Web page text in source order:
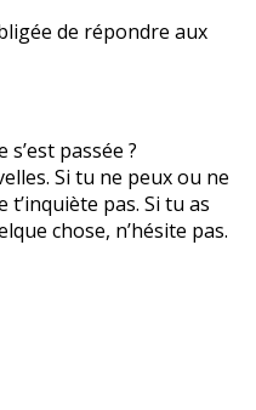
de répondre aux
passée ?
Si tu ne peux ou ne
pas. Si tu as
chose, n’hésite pas.